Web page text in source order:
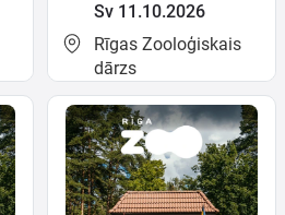
Sv 11.10.2026
Rīgas Zooloģiskais
dārzs